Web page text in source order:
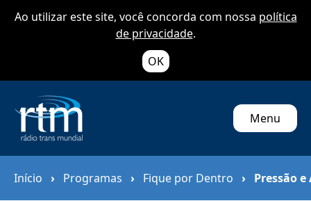
Ao utilizar este site, você concorda com nossa política
de privacidade.
OK
Menu
Início › Programas › Fique por Dentro › Pressão